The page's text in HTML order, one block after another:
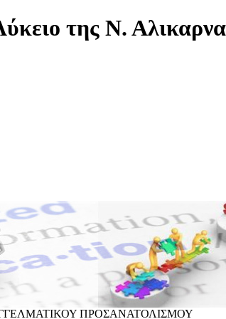
της Ν.
ΠΡΟΣΑΝΑΤΟΛΙΣΜΟΥ